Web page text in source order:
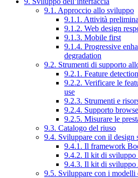
9.1. Approccio allo sviluppo
9.1.1. Attività
9.1.2. Web design
9.1.3. Mobile first
9.1.4. Progressive
degradation
9.2. Strumenti di supporto
9.2.1. Feature detection
9.2.2. Verificare le
use
9.2.3. Strumenti e
9.2.4. Supporto
9.2.5. Misurare le
9.3. Catalogo del riuso
9.4. Sviluppare con il design
9.4.1. Il framework
9.4.2. Il kit di sviluppo
9.4.3. Il kit di sviluppo
9.5. Sviluppare con i modelli